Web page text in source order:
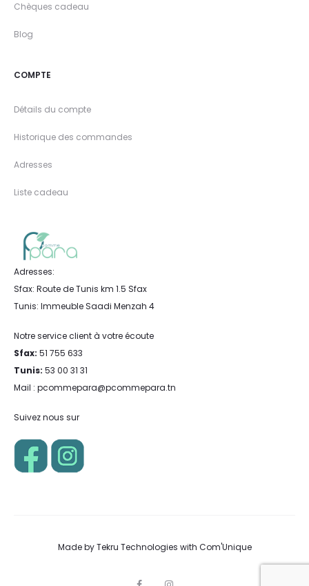
Chèques cadeau
Blog
COMPTE
Détails du compte
Historique des commandes
Adresses
Liste cadeau
Adresses:
Sfax: Route de Tunis km 1.5 Sfax
Tunis: Immeuble Saadi Menzah 4
Notre service client à votre écoute
Sfax: 51 755 633
Tunis: 53 00 31 31
Mail : pcommepara@pcommepara.tn
Suivez nous sur
Made byTekru Technologies with Com'Unique